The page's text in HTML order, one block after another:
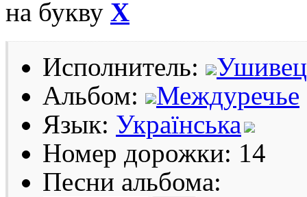
на букву Х
Исполнитель:
Альбом:
Междуречье
Язык: Українська
Номер дорожки: 14
Песни альбома: